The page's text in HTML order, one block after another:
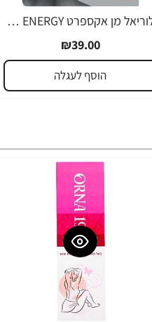
לוריאל מן אקספרט HYDRA ENERGY הידרה מסכת פנים לגבר 30 גרם - מבית L'OREAL
₪39.00
הוסף לעגלה